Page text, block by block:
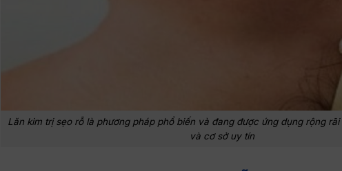
Lăn kim trị sẹo rỗ là phương pháp phổ biến và đang được ứng dụng rộng
và cơ sở uy tín